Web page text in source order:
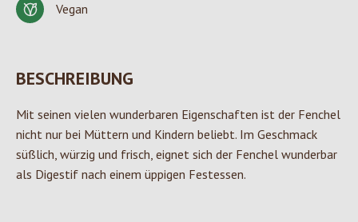
Vegan
BESCHREIBUNG
Mit seinen vielen wunderbaren Eigenschaften ist der Fenchel
nicht nur bei Müttern und Kindern beliebt. Im Geschmack
süßlich, würzig und frisch, eignet sich der Fenchel wunderbar
als Digestif nach einem üppigen Festessen.